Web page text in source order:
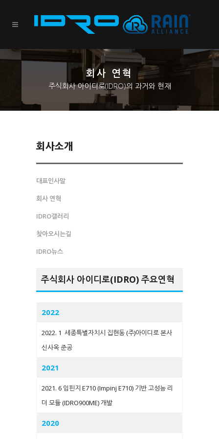
회사 연혁
주식회사 아이디로(IDRO)의 과거와 현재
회사소개
대표인사말
회사 연혁
IDRO갤러리
찾아오시는길
IDRO뉴스
주식회사 아이디로(IDRO) 주요연혁
2022
2022. 1 세종특별자치시 집현동 (주)아이디로 본사
신사옥 준공
2021
2021. 6 임핀지 E710 (Impinj E710) 기반 고성능 리
더 모듈 (IDRO900ME) 개발
2020